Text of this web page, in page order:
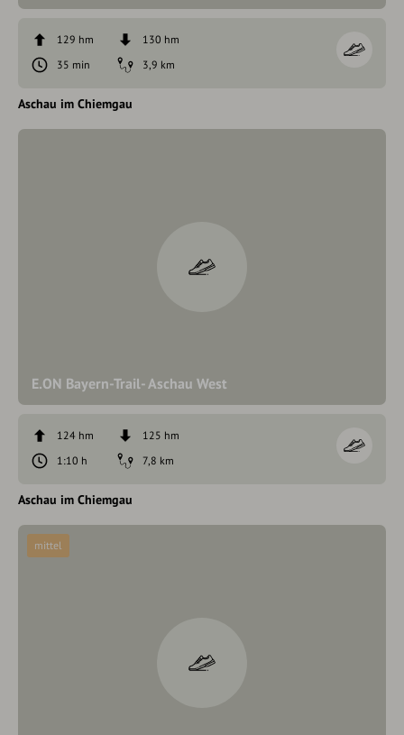
129 hm
130 hm
35 min
3,9 km
Aschau im Chiemgau
E.ON Bayern-Trail- Aschau West
124 hm
125 hm
1:10 h
7,8 km
Aschau im Chiemgau
mittel